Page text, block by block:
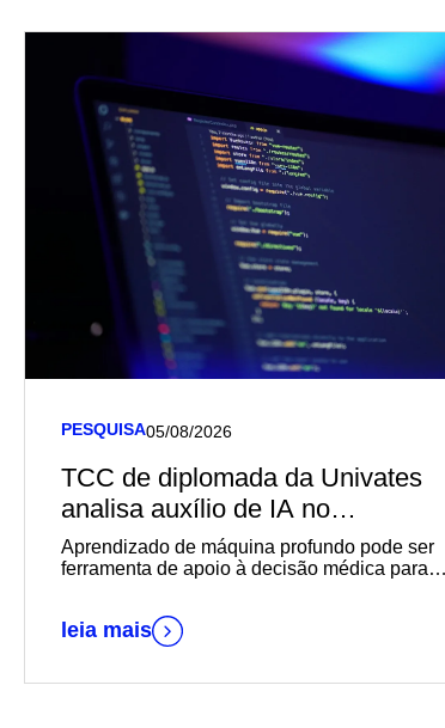
PESQUISA05/08/2026
TCC de diplomada da Univates
analisa auxílio de IA no
diagnóstico de câncer de mama
Aprendizado de máquina profundo pode ser
ferramenta de apoio à decisão médica para
leia mais